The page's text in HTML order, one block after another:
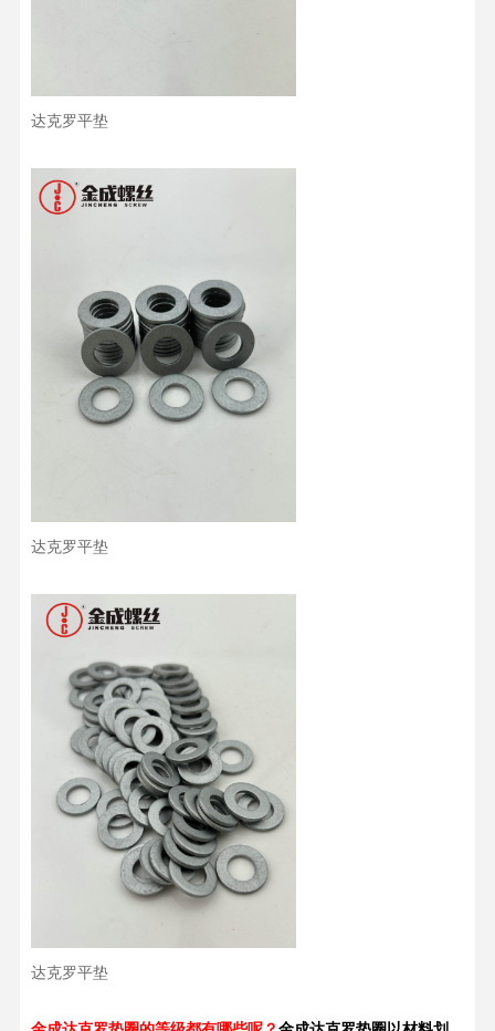
达克罗平垫
达克罗平垫
达克罗平垫